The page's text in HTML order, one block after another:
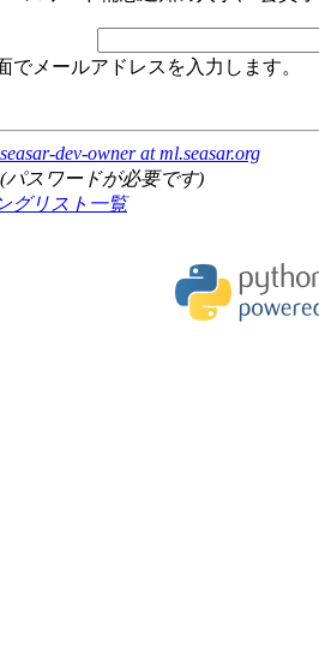
でメールアドレスを入力します。
seasar-dev-owner at ml.seasar.org
スワードが必要です)
グリスト一覧